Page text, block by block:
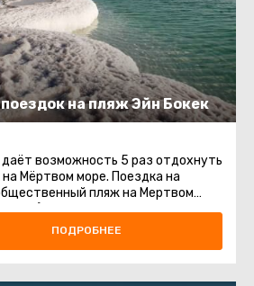
на пляж Эйн Бокек
возможность 5 раз отдохнуть
Мёртвом море. Поездка на
пляж на Мертвом
...
ПОДРОБНЕЕ